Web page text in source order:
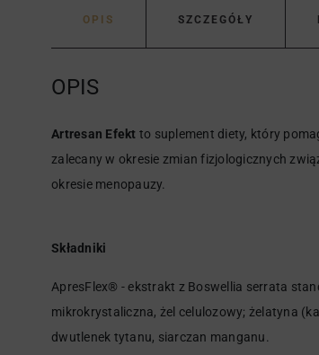
OPIS SZCZEGÓŁY
OPIS
Artresan Efekt to suplement diety, który
zalecany w okresie zmian fizjologicznych
okresie menopauzy.
Składniki
ApresFlex® - ekstrakt z Boswellia serrata
mikrokrystaliczna, żel celulozowy; żelatyna
dwutlenek tytanu, siarczan manganu.